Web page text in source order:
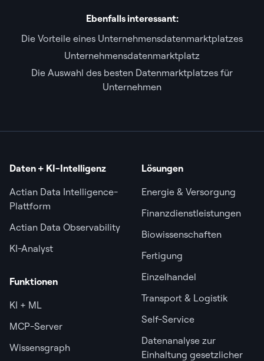
Ebenfalls interessant:
Die Vorteile eines Unternehmensdatenmarktplatzes
Unternehmensdatenmarktplatz
Die Auswahl des besten Datenmarktplatzes für
Unternehmen
Daten + KI-Intelligenz
Actian Data Intelligence-
Plattform
Actian Data Observability
KI-Analyst
Funktionen
KI + ML
MCP-Server
Wissensgraph
Lösungen
Energie & Versorgung
Finanzdienstleistungen
Biowissenschaften
Fertigung
Einzelhandel
Transport & Logistik
Self-Service
Datenanalyse zur
Einhaltung gesetzlicher